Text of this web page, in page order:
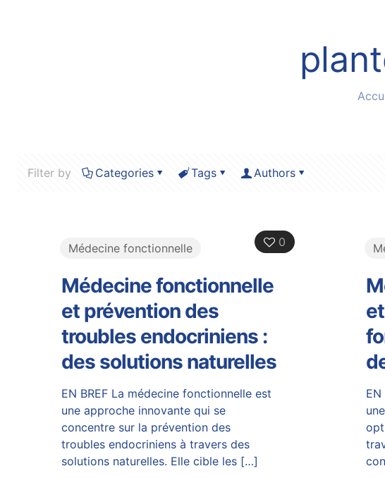
Filter by Categories Tags Authors
0
Médecine fonctionnelle
Médecine fonctionnelle
et prévention des
troubles endocriniens :
des solutions naturelles
EN BREF La médecine fonctionnelle est
une approche innovante qui se
concentre sur la prévention des
troubles endocriniens à travers des
solutions naturelles. Elle cible les[…]